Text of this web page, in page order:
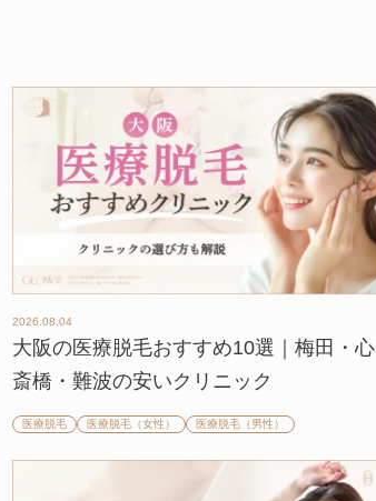
2026.08.04
大阪の医療脱毛おすすめ10選｜梅田・心
斎橋・難波の安いクリニック
医療脱毛 医療脱毛（女性） 医療脱毛（男性）